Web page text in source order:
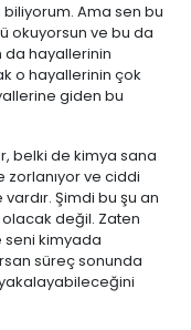
Ama sen bu
okuyorsun ve bu da
da hayallerinin
o hayallerinin çok
giden bu
belki de kimya sana
ve ciddi
Şimdi bu şu an
değil. Zaten
seni kimyada
süreç sonunda